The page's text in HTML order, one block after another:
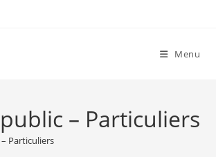
Menu
– Particuliers
Particuliers